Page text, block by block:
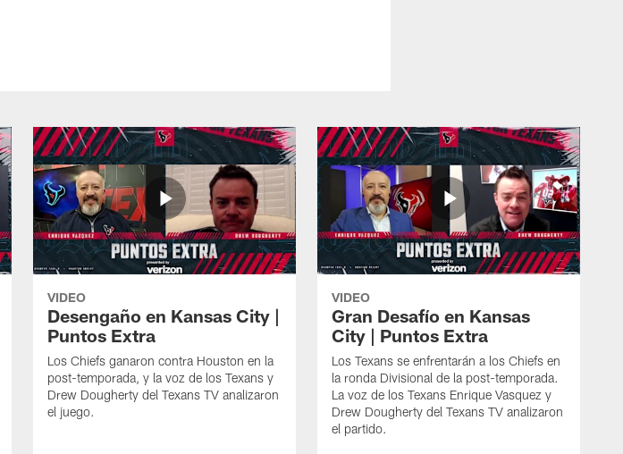
VIDEO
Desengaño en Kansas City |
Puntos Extra
Los Chiefs ganaron contra Houston en la
post-temporada, y la voz de los Texans y
Drew Dougherty del Texans TV analizaron
el juego.
VIDEO
Gran Desafío en Kansas
City | Puntos Extra
Los Texans se enfrentarán a los Chiefs en
la ronda Divisional de la post-temporada.
La voz de los Texans Enrique Vasquez y
Drew Dougherty del Texans TV analizaron
el partido.